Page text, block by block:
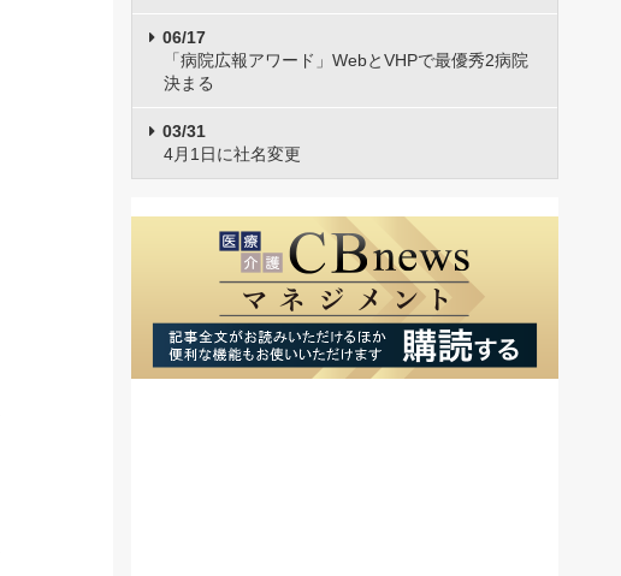
06/17
「病院広報アワード」WebとVHPで最優秀2病院
決まる
03/31
4月1日に社名変更